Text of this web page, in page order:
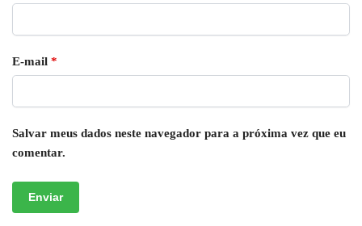
E-mail *
Salvar meus dados neste navegador para a próxima vez que eu
comentar.